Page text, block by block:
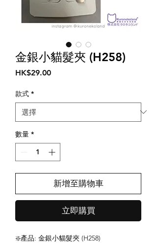
金銀小貓髮夾 (H258)
HK$29.00價
款式 *
數量 *
新增至購物車
立即購買
❇️產品: 金銀小貓髮夾 (H258)